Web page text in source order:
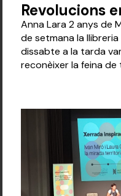
Revolucions
Anna Lara 2 anys de
de setmana la
dissabte a la tarda
reconèixer la feina de